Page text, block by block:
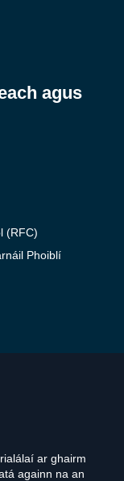
agus
(RFC)
Phoiblí
ar ghairm
againn na an